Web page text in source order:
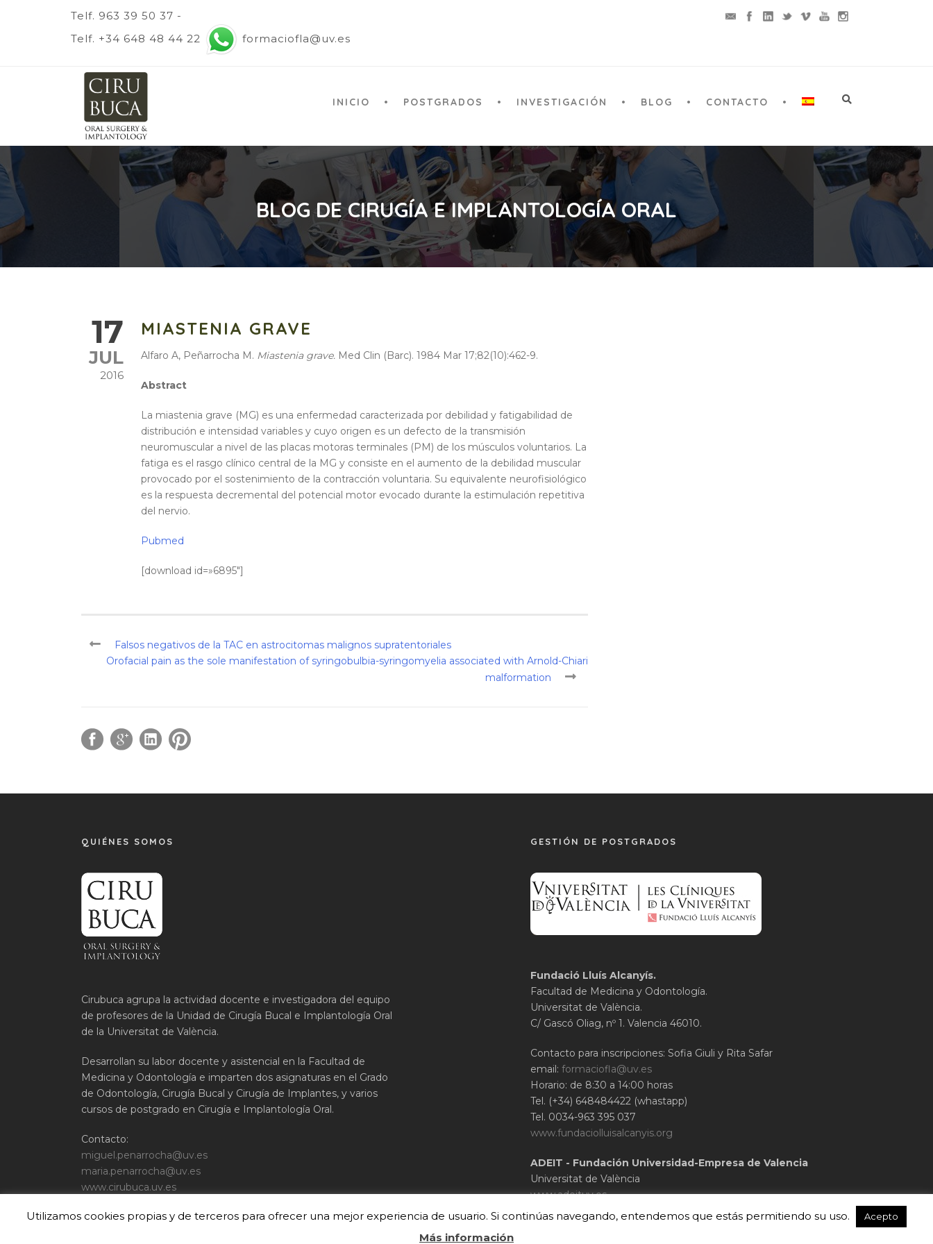
Telf. 963 39 50 37 -
Telf. +34 648 48 44 22
formaciofla@uv.es
INICIO POSTGRADOS INVESTIGACIÓN BLOG CONTACTO
BLOG DE CIRUGÍA E IMPLANTOLOGÍA ORAL
17
JUL
2016
MIASTENIA GRAVE
Alfaro A, Peñarrocha M. Miastenia grave. Med Clin (Barc). 1984 Mar 17;82(10):462-9.
Abstract
La miastenia grave (MG) es una enfermedad caracterizada por debilidad y fatigabilidad de
distribución e intensidad variables y cuyo origen es un defecto de la transmisión
neuromuscular a nivel de las placas motoras terminales (PM) de los músculos voluntarios. La
fatiga es el rasgo clínico central de la MG y consiste en el aumento de la debilidad muscular
provocado por el sostenimiento de la contracción voluntaria. Su equivalente neurofisiológico
es la respuesta decremental del potencial motor evocado durante la estimulación repetitiva
del nervio.
Pubmed
[download id=»6895″]
Falsos negativos de la TAC en astrocitomas malignos supratentoriales
Orofacial pain as the sole manifestation of syringobulbia-syringomyelia associated with Arnold-Chiari
malformation
QUIÉNES SOMOS
Cirubuca agrupa la actividad docente e investigadora del equipo
de profesores de la Unidad de Cirugía Bucal e Implantología Oral
de la Universitat de València.
Desarrollan su labor docente y asistencial en la Facultad de
Medicina y Odontología e imparten dos asignaturas en el Grado
de Odontología, Cirugía Bucal y Cirugía de Implantes, y varios
cursos de postgrado en Cirugía e Implantología Oral.
Contacto:
miguel.penarrocha@uv.es
maria.penarrocha@uv.es
www.cirubuca.uv.es
GESTIÓN DE POSTGRADOS
Fundació Lluís Alcanyís.
Facultad de Medicina y Odontología.
Universitat de València.
C/ Gascó Oliag, nº 1. Valencia 46010.
Contacto para inscripciones: Sofia Giuli y Rita Safar
email:formaciofla@uv.es
Horario: de 8:30 a 14:00 horas
Tel. (+34) 648484422 (whastapp)
Tel. 0034-963 395 037
www.fundaciolluisalcanyis.org
ADEIT - Fundación Universidad-Empresa de Valencia
Universitat de València
www.adeituv.es
Utilizamos cookies propias y de terceros para ofrecer una mejor experiencia de usuario. Si continúas navegando, entendemos que estás permitiendo su uso. Acepto
Más información